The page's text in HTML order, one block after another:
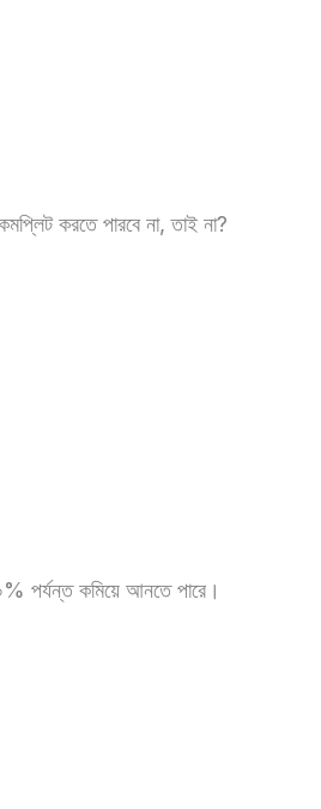
করতে পারবে না, তাই না?
পর্যন্ত কমিয়ে আনতে পারে।